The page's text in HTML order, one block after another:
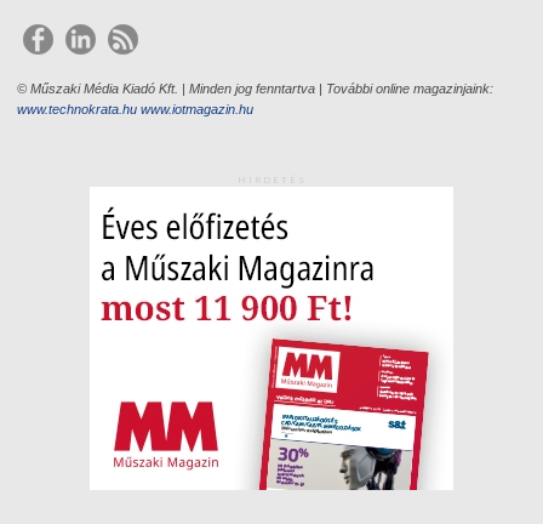
© Műszaki Média Kiadó Kft. | Minden jog fenntartva | További online magazinjaink:
www.technokrata.hu www.iotmagazin.hu
HIRDETÉS